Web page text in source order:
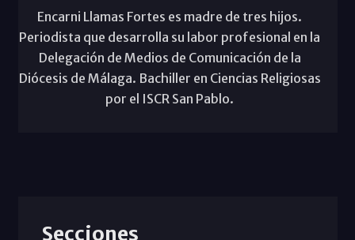
Encarni Llamas Fortes es madre de tres hijos.
Periodista que desarrolla su labor profesional en la
Delegación de Medios de Comunicación de la
Diócesis de Málaga. Bachiller en Ciencias Religiosas
por el ISCR San Pablo.
Secciones